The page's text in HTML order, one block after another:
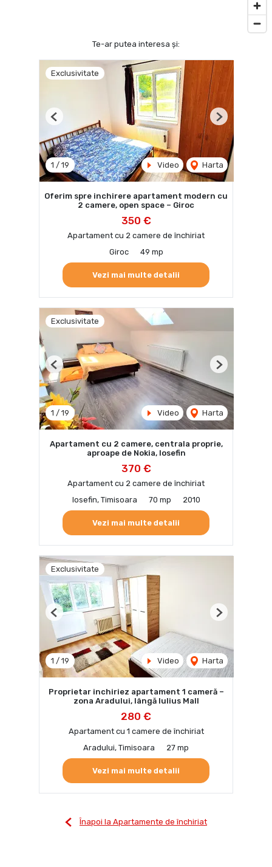
Te-ar putea interesa și:
Exclusivitate
1 / 19 Video Harta
Previous Next
Oferim spre inchirere apartament modern cu
2 camere, open space – Giroc
350 €
Apartament cu 2 camere de închiriat
Giroc
49 mp
Vezi mai multe detalii
Exclusivitate
1 / 19 Video Harta
Previous Next
Apartament cu 2 camere, centrala proprie,
aproape de Nokia, Iosefin
370 €
Apartament cu 2 camere de închiriat
Iosefin, Timisoara
70 mp 2010
Vezi mai multe detalii
Exclusivitate
1 / 19 Video Harta
Previous Next
Proprietar inchiriez apartament 1 cameră –
zona Aradului, lângă Iulius Mall
280 €
Apartament cu 1 camere de închiriat
Aradului, Timisoara
27 mp
Vezi mai multe detalii
Înapoi la Apartamente de închiriat